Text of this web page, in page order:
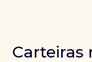
Carteiras